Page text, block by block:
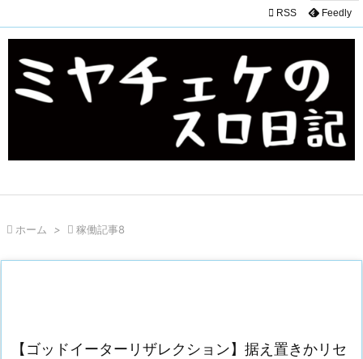
 RSS Feedly
 ホーム >  稼働記事8
【ゴッドイーターリザレクション】据え置きかリセ